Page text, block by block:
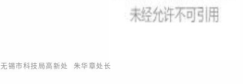
无锡市科技局高新处 朱华章处长